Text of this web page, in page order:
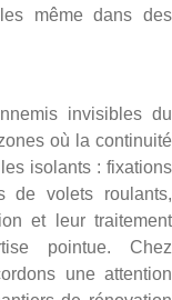
même dans des
invisibles du
où la continuité
isolants : fixations
de volets roulants,
et leur traitement
pointue. Chez
une attention